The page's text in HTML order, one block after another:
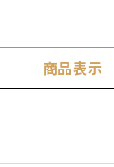
商品表示